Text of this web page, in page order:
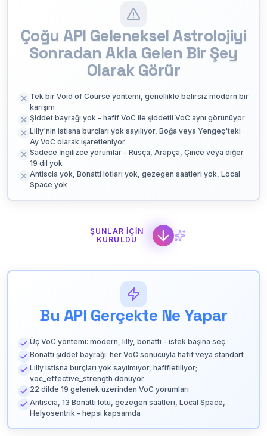
Çoğu API Geleneksel Astrolojiyi
Sonradan Akla Gelen Bir Şey
Olarak Görür
Tek bir Void of Course yöntemi, genellikle belirsiz modern bir
karışım
Şiddet bayrağı yok - hafif VoC ile şiddetli VoC aynı görünüyor
Lilly'nin istisna burçları yok sayılıyor, Boğa veya Yengeç'teki
Ay VoC olarak işaretleniyor
Sadece İngilizce yorumlar - Rusça, Arapça, Çince veya diğer
19 dil yok
Antiscia yok, Bonatti lotları yok, gezegen saatleri yok, Local
Space yok
ŞUNLAR IÇIN
KURULDU
Bu API Gerçekte Ne Yapar
Üç VoC yöntemi: modern, lilly, bonatti - istek başına seç
Bonatti şiddet bayrağı: her VoC sonucuyla hafif veya standart
Lilly istisna burçları yok sayılmıyor, hafifletiliyor;
voc_effective_strength dönüyor
22 dilde 19 gelenek üzerinden VoC yorumları
Antiscia, 13 Bonatti lotu, gezegen saatleri, Local Space,
Helyosentrik - hepsi kapsamda